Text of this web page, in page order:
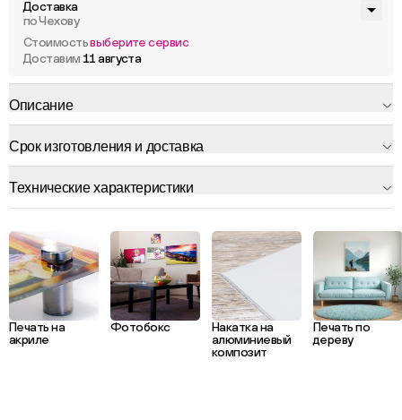
Доставка
по Чехову
Стоимостьвыберите сервис
Доставим 11 августа
Описание
Срок изготовления и доставка
Технические характеристики
Печать на
акриле
Фотобокс
Накатка на
алюминиевый
композит
Печать по
дереву